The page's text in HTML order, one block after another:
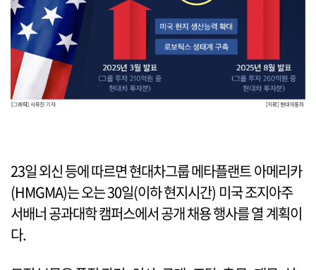
23일 외신 등에 따르면 현대차그룹 메타플랜트 아메리카
(HMGMA)는 오는 30일(이하 현지시간) 미국 조지아주
서배너 공과대학 캠퍼스에서 공개 채용 행사를 열 계획이
다.